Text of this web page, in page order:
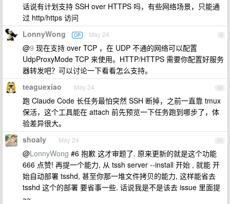
话说有计划支持 SSH over HTTPS 吗，有些网络场景，只能通
过 http/https 访问
9
LonnyWong OP May 24
@9 现在支持 over TCP ，在 UDP 不通的网络可以配置
UdpProxyMode TCP 来使用。HTTP/HTTPS 需要你配置好服务
器转发吧？可以讨论一下看看怎么支持。
10
teaguexiao May 24
跑 Claude Code 长任务最怕突然 SSH 断掉，之前一直靠 tmux
保活，这个工具能在 attach 前先预览一下任务跑到哪步了，体
验差异很大。
11
shoaly May 24
@LonnyWong #6 抱歉 这才审题了. 原来更新的就是这个功能
666 点赞! 再提一个能力, 从 tssh server --install 开始 , 就能 开
始自动部署 tsshd, 甚至你那一堆文件拷贝的能力, 这样能省去
tsshd 这个的部署 要省事一些. 话说我是不是该去 issue 里面提
~~